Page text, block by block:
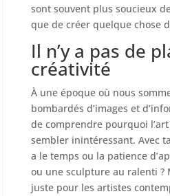
sont souvent plus soucieux
que de créer quelque chose
Il n’y a pas de
créativité
À une époque où nous
bombardés d’images et
de comprendre pourquoi
sembler inintéressant. Avec
a le temps ou la patience
ou une sculpture au ralenti ?
juste pour les artistes